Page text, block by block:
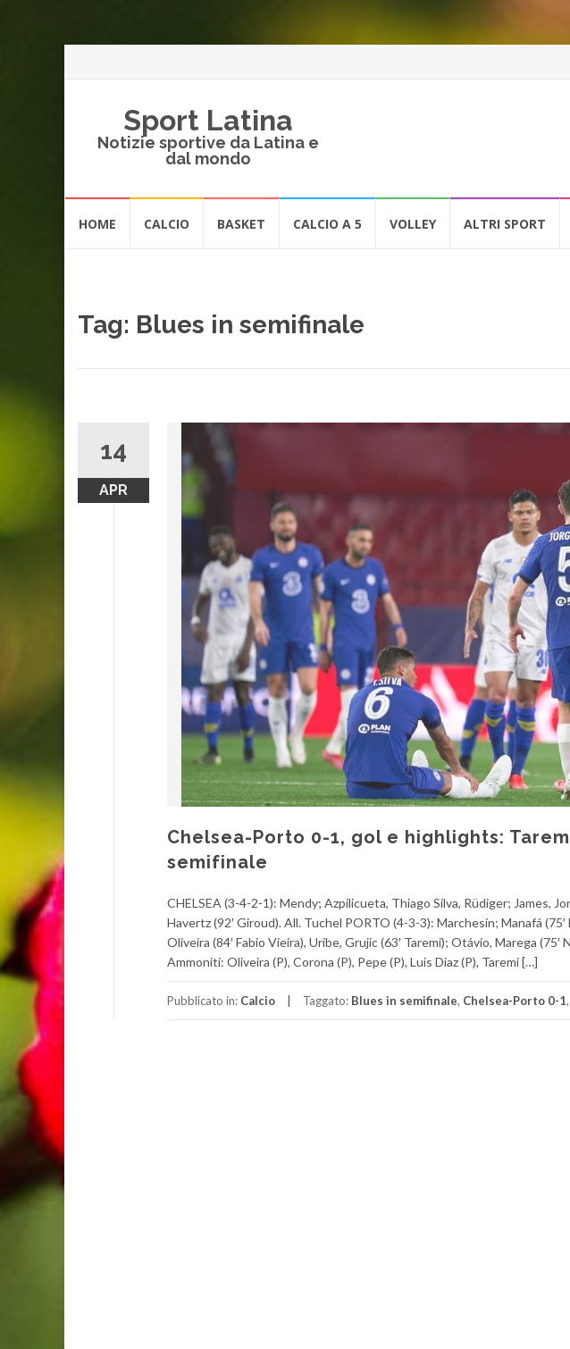
Sport Latina
Notizie sportive da Latina e
dal mondo
HOME CALCIO BASKET CALCIO A 5 VOLLEY ALTRI SPORT
Tag: Blues in semifinale
14
APR
Chelsea-Porto 0-1, gol e highlights:
semifinale
CHELSEA (3-4-2-1): Mendy; Azpilicueta, Thiago Silva, Rüdiger; James,
Havertz (92′ Giroud). All. Tuchel PORTO (4-3-3): Marchesín; Manafá
Oliveira (84′ Fabio Vieira), Uribe, Grujic (63′ Taremi); Otávio, Marega (75′
Ammoniti: Oliveira (P), Corona (P), Pepe (P), Luis Diaz (P), Taremi […]
Pubblicato in: Calcio Taggato: Blues in semifinale, Chelsea-Porto 0-1,